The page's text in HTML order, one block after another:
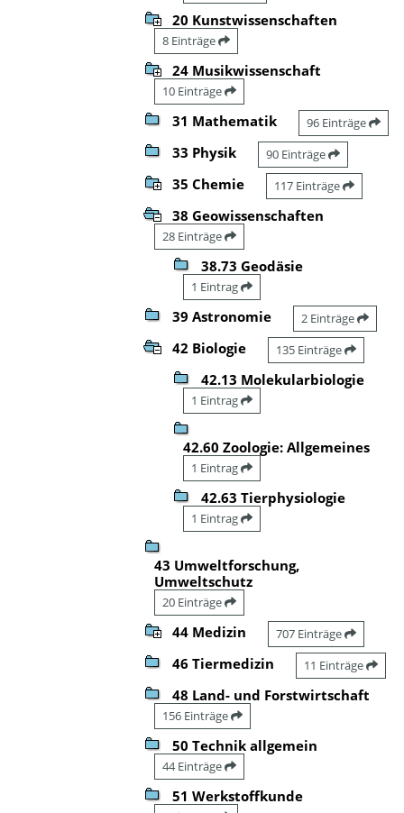
20 Kunstwissenschaften
8 Einträge
24 Musikwissenschaft
10 Einträge
31 Mathematik 96 Einträge
33 Physik 90 Einträge
35 Chemie 117 Einträge
38 Geowissenschaften
28 Einträge
38.73 Geodäsie
1 Eintrag
39 Astronomie 2 Einträge
42 Biologie 135 Einträge
42.13 Molekularbiologie
1 Eintrag
42.60 Zoologie: Allgemeines
1 Eintrag
42.63 Tierphysiologie
1 Eintrag
43 Umweltforschung,
Umweltschutz
20 Einträge
44 Medizin 707 Einträge
46 Tiermedizin 11 Einträge
48 Land- und Forstwirtschaft
156 Einträge
50 Technik allgemein
44 Einträge
51 Werkstoffkunde